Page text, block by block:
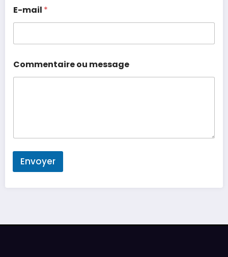
E-mail *
Commentaire ou message
Envoyer